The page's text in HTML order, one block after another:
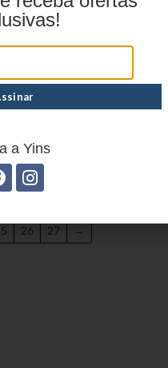
LCD YP7731
26 27 →
a Yins